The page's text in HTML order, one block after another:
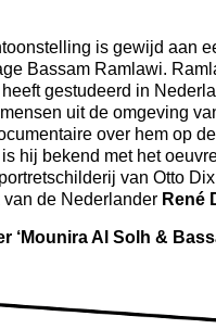
is gewijd aan
Bassam Ramlawi.
gestudeerd in
uit de omgeving
over hem op de
hij bekend met het
van Otto
de Nederlander René
‘Mounira Al Solh &